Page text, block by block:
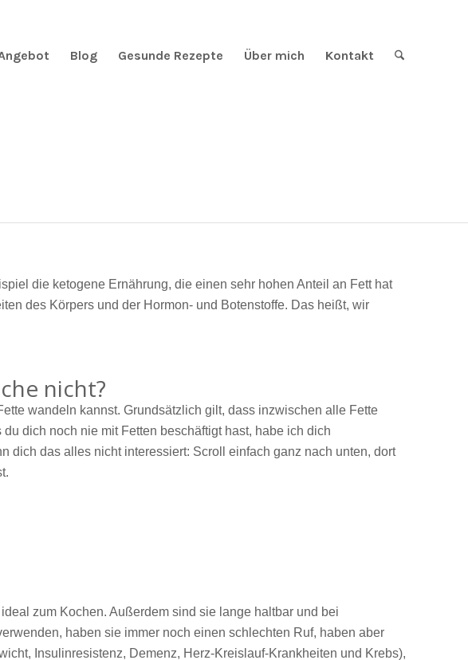
Blog Gesunde Rezepte Über mich Kontakt
die ketogene Ernährung, die einen sehr hohen Anteil an Fett hat
des Körpers und der Hormon- und Botenstoffe. Das heißt, wir
nicht?
wandeln kannst. Grundsätzlich gilt, dass inzwischen alle Fette
dich noch nie mit Fetten beschäftigt hast, habe ich dich
dich das alles nicht interessiert: Scroll einfach ganz nach unten, dort
zum Kochen. Außerdem sind sie lange haltbar und bei
haben sie immer noch einen schlechten Ruf, haben aber
Insulinresistenz, Demenz, Herz-Kreislauf-Krankheiten und Krebs),